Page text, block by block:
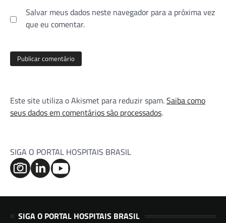
Salvar meus dados neste navegador para a próxima vez
que eu comentar.
Este site utiliza o Akismet para reduzir spam.Saiba como
seus dados em comentários são processados.
SIGA O PORTAL HOSPITAIS BRASIL
SIGA O PORTAL HOSPITAIS BRASIL